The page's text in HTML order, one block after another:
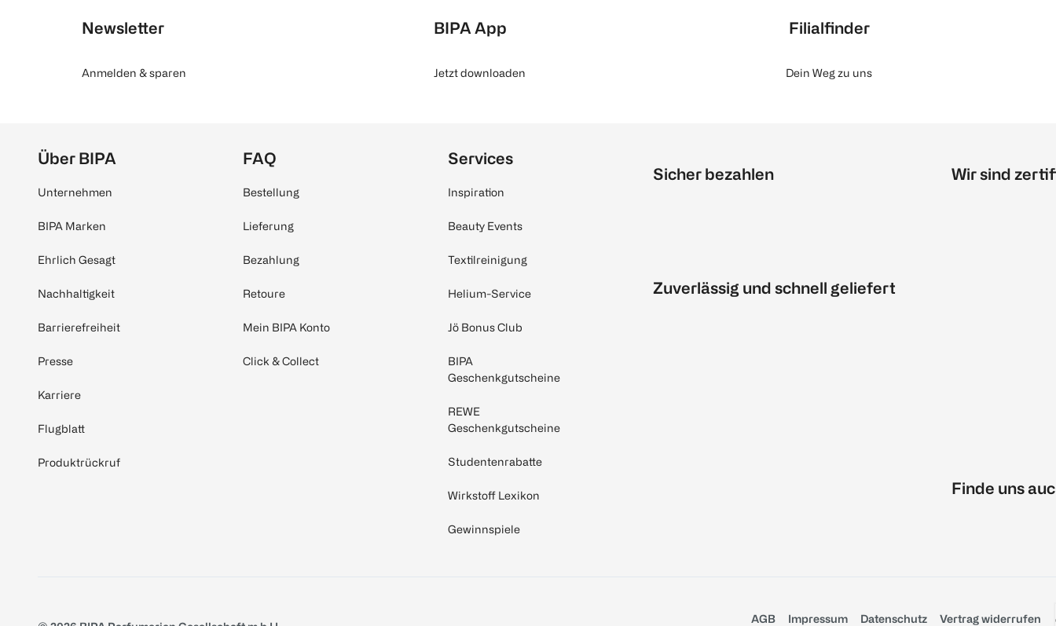
Newsletter
Anmelden & sparen
BIPA App
Jetzt downloaden
Filialfinder
Dein Weg zu uns
Über BIPA
Unternehmen
BIPA Marken
Ehrlich Gesagt
Nachhaltigkeit
Barrierefreiheit
Presse
Karriere
Flugblatt
Produktrückruf
FAQ
Bestellung
Lieferung
Bezahlung
Retoure
Mein BIPA Konto
Click & Collect
Services
Inspiration
Beauty Events
Textilreinigung
Helium-Service
Jö Bonus Club
BIPA
Geschenkgutscheine
REWE
Geschenkgutscheine
Studentenrabatte
Wirkstoff Lexikon
Gewinnspiele
Sicher bezahlen
Zuverlässig und schnell geliefert
Wir sind
Finde uns
AGB Impressum Datenschutz Vertrag widerrufen